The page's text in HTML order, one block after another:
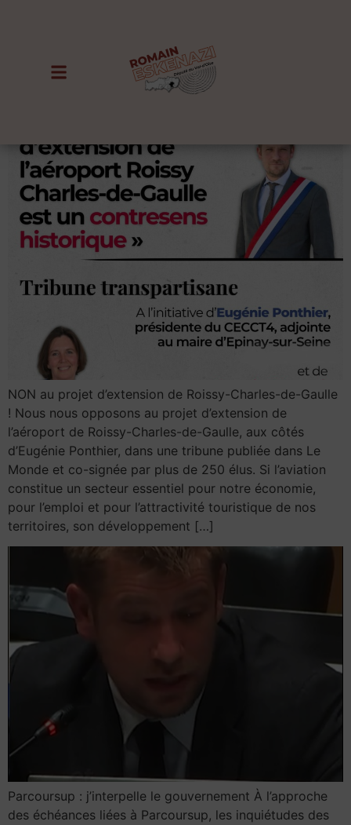
NON au projet d’extension de Roissy-Charles-de-Gaulle
! Nous nous opposons au projet d’extension de
l’aéroport de Roissy-Charles-de-Gaulle, aux côtés
d’Eugénie Ponthier, dans une tribune publiée dans Le
Monde et co-signée par plus de 250 élus. Si l’aviation
constitue un secteur essentiel pour notre économie,
pour l’emploi et pour l’attractivité touristique de nos
territoires, son développement […]
Parcoursup : j’interpelle le gouvernement À l’approche
des échéances liées à Parcoursup, les inquiétudes des